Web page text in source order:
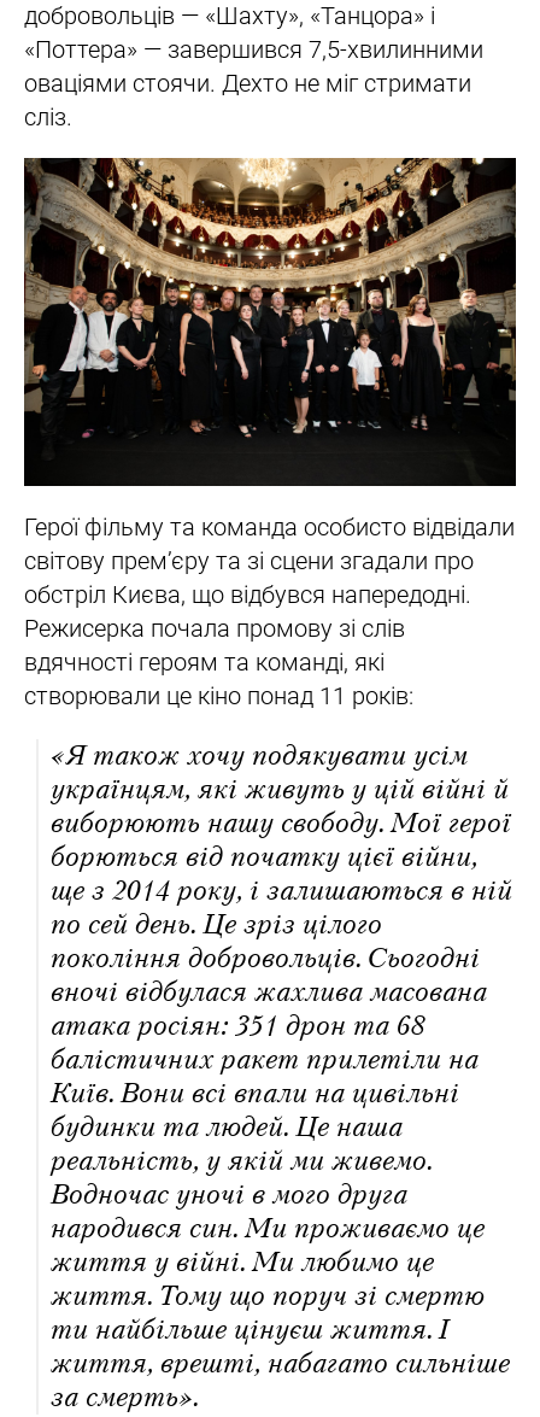
добровольців — «Шахту», «Танцора» і
«Поттера» — завершився 7,5-хвилинними
оваціями стоячи. Дехто не міг стримати
сліз.
Герої фільму та команда особисто відвідали
світову премʼєру та зі сцени згадали про
обстріл Києва, що відбувся напередодні.
Режисерка почала промову зі слів
вдячності героям та команді, які
створювали це кіно понад 11 років:
«Я також хочу подякувати усім
українцям, які живуть у цій війні й
виборюють нашу свободу. Мої герої
борються від початку цієї війни,
ще з 2014 року, і залишаються в ній
по сей день. Це зріз цілого
покоління добровольців. Сьогодні
вночі відбулася жахлива масована
атака росіян: 351 дрон та 68
балістичних ракет прилетіли на
Київ. Вони всі впали на цивільні
будинки та людей. Це наша
реальність, у якій ми живемо.
Водночас уночі в мого друга
народився син. Ми проживаємо це
життя у війні. Ми любимо це
життя. Тому що поруч зі смертю
ти найбільше цінуєш життя. І
життя, врешті, набагато сильніше
за смерть».